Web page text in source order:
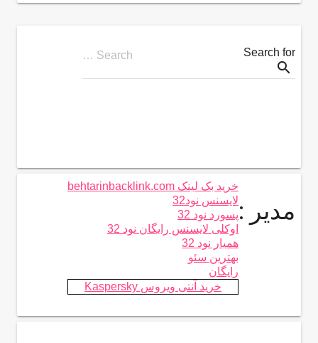
Search for
Search …
search
مدیر :
خرید بک لینک behtarinbacklink.com
لایسنس نود32
پسورد نود 32
اوکلی لایسنس رایگان نود 32
همیار نود 32
بهترین سئو
رایگان
خرید آنتی ویروس Kaspersky